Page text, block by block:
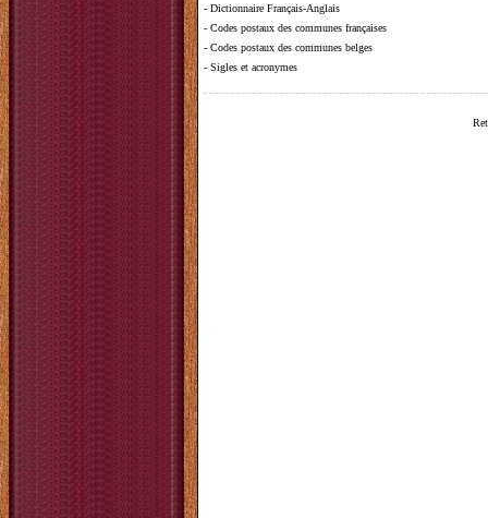
- Dictionnaire Français-Anglais
- Codes postaux des communes françaises
- Codes postaux des communes belges
- Sigles et acronymes